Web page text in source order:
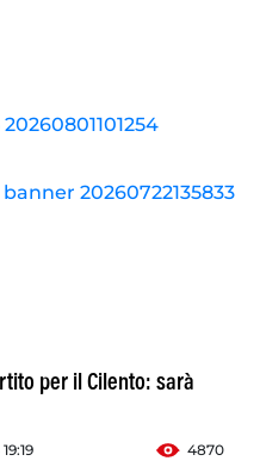
per il Cilento: sarà
4870